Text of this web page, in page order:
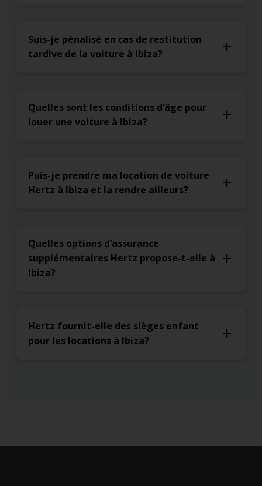
Suis-je pénalisé en cas de restitution
tardive de la voiture à Ibiza?
Quelles sont les conditions d’âge pour
louer une voiture à Ibiza?
Puis-je prendre ma location de voiture
Hertz à Ibiza et la rendre ailleurs?
Quelles options d’assurance
supplémentaires Hertz propose-t-elle à
Ibiza?
Hertz fournit-elle des sièges enfant
pour les locations à Ibiza?